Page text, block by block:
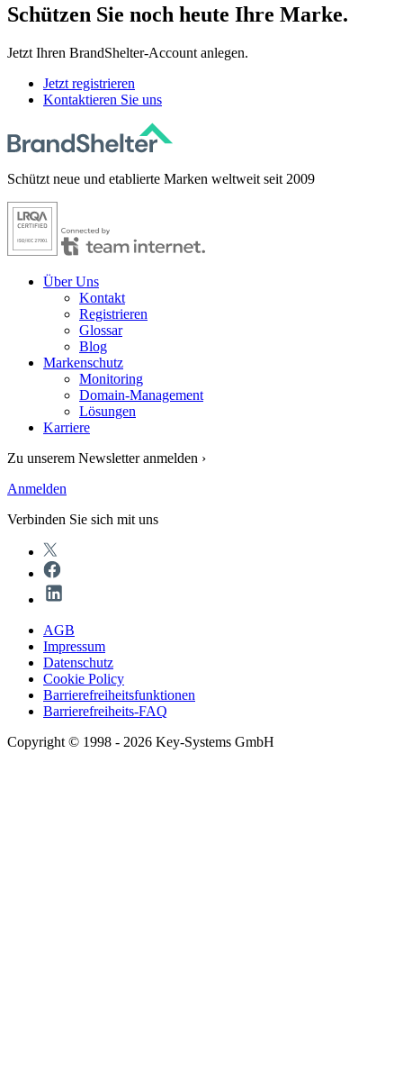
Schützen Sie noch heute Ihre Marke.
Jetzt Ihren BrandShelter-Account anlegen.
Jetzt registrieren
Kontaktieren Sie uns
Schützt neue und etablierte Marken weltweit seit 2009
Über Uns
Kontakt
Registrieren
Glossar
Blog
Markenschutz
Monitoring
Domain-Management
Lösungen
Karriere
Zu unserem Newsletter anmelden ›
Anmelden
Verbinden Sie sich mit uns
AGB
Impressum
Datenschutz
Cookie Policy
Barrierefreiheitsfunktionen
Barrierefreiheits-FAQ
Copyright © 1998 - 2026 Key-Systems GmbH